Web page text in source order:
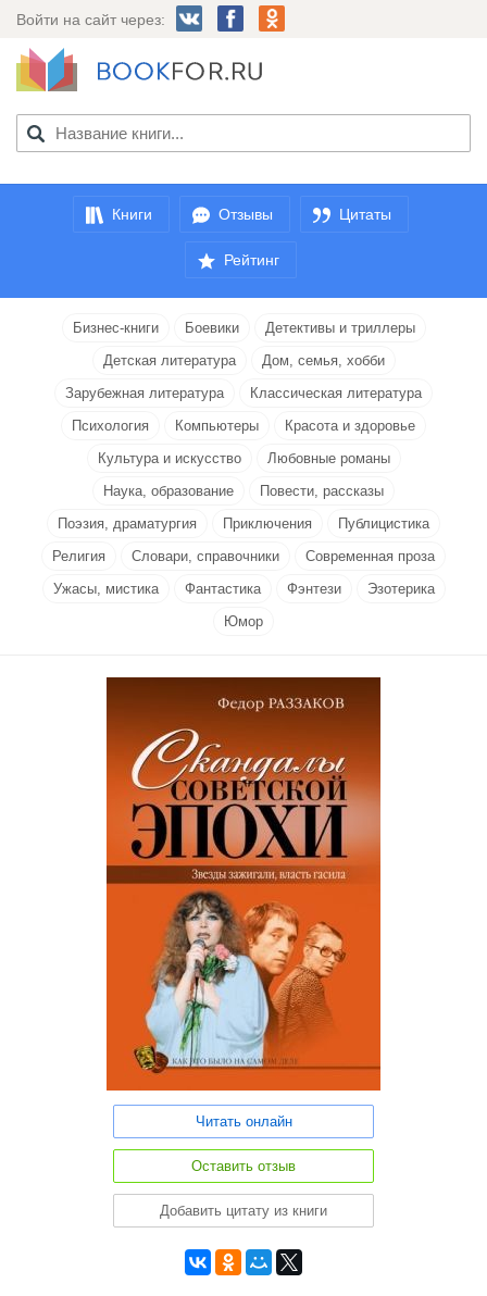
Войти на сайт через:
Книги Отзывы Цитаты
Рейтинг
Бизнес-книги Боевики
Детективы и триллеры
Детская литература
Дом, семья, хобби
Зарубежная литература
Классическая литература
Психология
Компьютеры
Красота и здоровье
Культура и искусство
Любовные романы
Наука, образование
Повести, рассказы
Поэзия, драматургия
Приключения
Публицистика
Религия
Словари, справочники
Современная проза
Ужасы, мистика
Фантастика Фэнтези
Эзотерика
Юмор
Читать онлайн
Оставить отзыв
Добавить цитату из книги